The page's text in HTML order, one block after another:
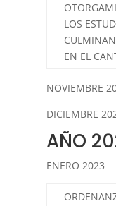
LOS
EN EL
NOVIEMBRE
DICIEMBRE
AÑO
ENERO 2023